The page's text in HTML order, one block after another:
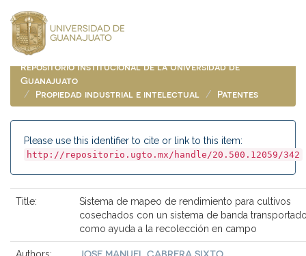
navigation
Repositorio Institucional de la Universidad de
Guanajuato
Propiedad industrial e intelectual
Patentes
Please use this identifier to cite or link to this item:
http://repositorio.ugto.mx/handle/20.500.12059/342
Title:
Sistema de mapeo de rendimiento para cultivos
cosechados con un sistema de banda
como ayuda a la recolección en campo
JOSE MANUEL CABRERA SIXTO